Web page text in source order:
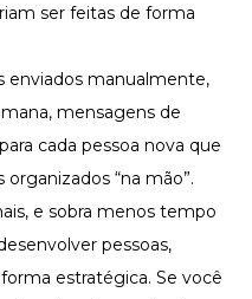
ser feitas de forma
enviados manualmente,
mensagens de
cada pessoa nova que
“na mão”.
e sobra menos tempo
pessoas,
estratégica. Se você